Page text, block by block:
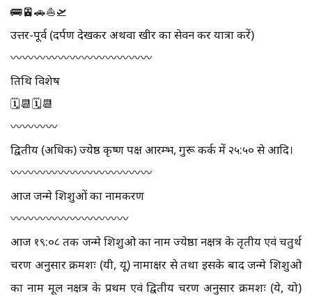
🚌🚈🚗⛵🛫
उत्तर-पूर्व (दर्पण देखकर अथवा खीर का सेवन कर यात्रा करें)
〰️〰️〰️〰️〰️〰️〰️〰️〰️〰️〰️〰️
तिथि विशेष
🗓📆🗓📆
〰️〰️〰️〰️
द्वितीय (अधिक) ज्येष्ठ कृष्ण पक्ष आरम्भ, गुरू कर्क में २५:५० से आदि।
〰️〰️〰️〰️〰️〰️〰️〰️〰️〰️〰️〰️
आज जन्मे शिशुओं का नामकरण
〰️〰️〰️〰️〰️〰️〰️〰️〰️〰️
आज १९:०८ तक जन्मे शिशुओ का नाम ज्येष्ठा नक्षत्र के तृतीय एवं चतुर्थ
चरण अनुसार क्रमशः (यी, यू) नामाक्षर से तथा इसके बाद जन्मे शिशुओ
का नाम मूल नक्षत्र के प्रथम एवं द्वितीय चरण अनुसार क्रमशः (ये, यो)